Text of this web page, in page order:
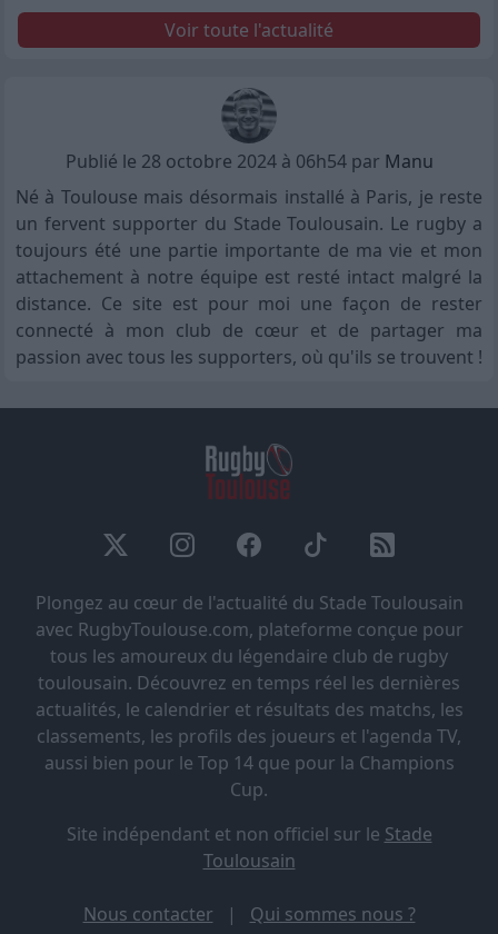
Voir toute l'actualité
Publié le 28 octobre 2024 à 06h54 par Manu
Né à Toulouse mais désormais installé à Paris, je reste
un fervent supporter du Stade Toulousain. Le rugby a
toujours été une partie importante de ma vie et mon
attachement à notre équipe est resté intact malgré la
distance. Ce site est pour moi une façon de rester
connecté à mon club de cœur et de partager ma
passion avec tous les supporters, où qu'ils se trouvent !
Plongez au cœur de l'actualité du Stade Toulousain
avec RugbyToulouse.com, plateforme conçue pour
tous les amoureux du légendaire club de rugby
toulousain. Découvrez en temps réel les dernières
actualités, le calendrier et résultats des matchs, les
classements, les profils des joueurs et l'agenda TV,
aussi bien pour le Top 14 que pour la Champions
Cup.
Site indépendant et non officiel sur le Stade
Toulousain
Nous contacter | Qui sommes nous ?